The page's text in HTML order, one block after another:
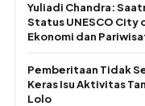
Yuliadi Chandra:
Status UNESCO City
Ekonomi dan
Pemberitaan Tidak
Keras Isu Aktivitas
Lolo